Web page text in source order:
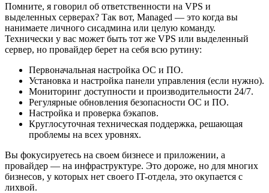
Помните, я говорил об ответственности на VPS и
выделенных серверах? Так вот, Managed — это когда вы
нанимаете личного сисадмина или целую команду.
Технически у вас может быть тот же VPS или выделенный
сервер, но провайдер берет на себя всю рутину:
Первоначальная настройка ОС и ПО.
Установка и настройка панели управления (если нужно).
Мониторинг доступности и производительности 24/7.
Регулярные обновления безопасности ОС и ПО.
Настройка и проверка бэкапов.
Круглосуточная техническая поддержка, решающая
проблемы на всех уровнях.
Вы фокусируетесь на своем бизнесе и приложении, а
провайдер — на инфраструктуре. Это дороже, но для многих
бизнесов, у которых нет своего IT-отдела, это окупается с
лихвой.